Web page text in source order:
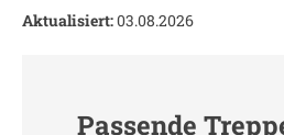
Aktualisiert:03.08.2026
Passende